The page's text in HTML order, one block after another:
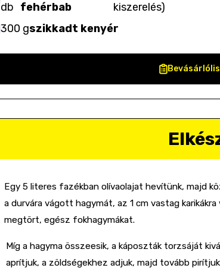
db fehérbab
kiszerelés)
300 gszikkadt kenyér
Egy 5 literes fazékban olívaolajat hevítünk, majd
a durvára vágott hagymát, az 1 cm vastag
megtört, egész fokhagymákat.
Míg a hagyma összeesik, a káposzták torzsáját
aprítjuk, a zöldségekhez adjuk, majd tovább